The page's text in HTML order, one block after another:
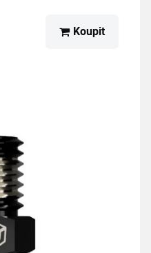
Koupit